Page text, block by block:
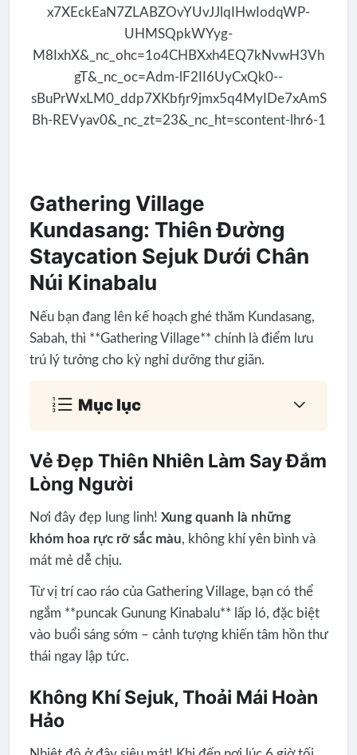
Gathering Village
Kundasang: Thiên Đường
Staycation Sejuk Dưới Chân
Núi Kinabalu
Nếu bạn đang lên kế hoạch ghé thăm Kundasang,
Sabah, thì **Gathering Village** chính là điểm lưu
trú lý tưởng cho kỳ nghỉ dưỡng thư giãn.
Mục lục
Vẻ Đẹp Thiên Nhiên Làm Say Đắm
Lòng Người
Nơi đây đẹp lung linh! Xung quanh là những
khóm hoa rực rỡ sắc màu, không khí yên bình và
mát mẻ dễ chịu.
Từ vị trí cao ráo của Gathering Village, bạn có thể
ngắm **puncak Gunung Kinabalu** lấp ló, đặc biệt
vào buổi sáng sớm – cảnh tượng khiến tâm hồn thư
thái ngay lập tức.
Không Khí Sejuk, Thoải Mái Hoàn
Hảo